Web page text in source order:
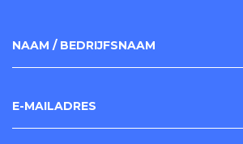
NAAM / BEDRIJFSNAAM
E-MAILADRES